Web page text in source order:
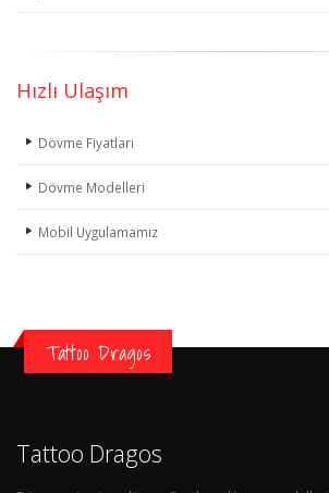
Hızlı Ulaşım
Dövme Fiyatları
Dövme Modelleri
Mobil Uygulamamız
Tattoo Dragos
Tattoo Dragos